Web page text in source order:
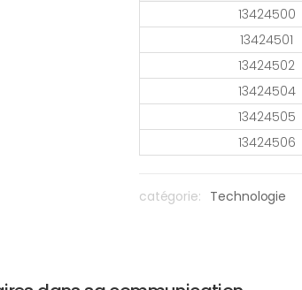
13424500
13424501
13424502
13424504
13424505
13424506
catégorie: Technologie